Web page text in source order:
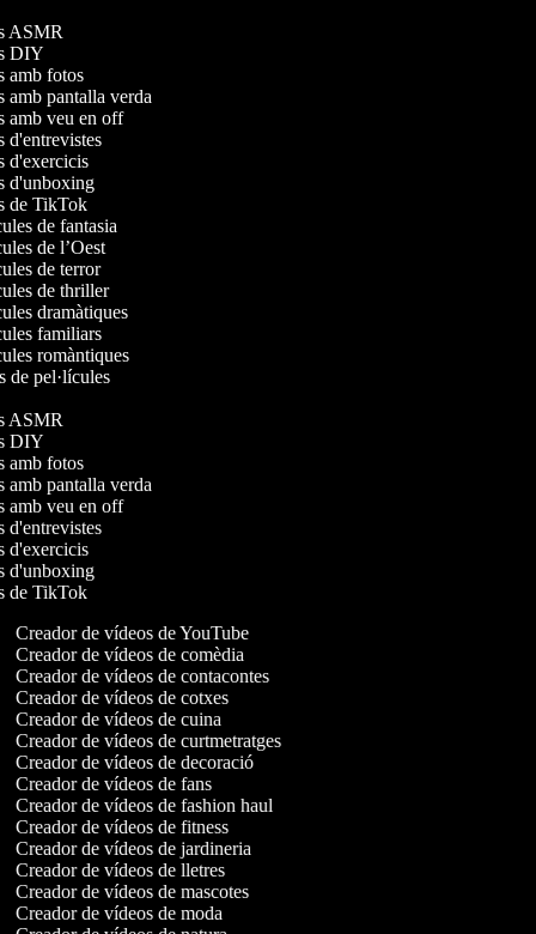
ASMR
DIY
amb fotos
amb pantalla verda
amb veu en off
d'entrevistes
d'exercicis
d'unboxing
de TikTok
de fantasia
de l’Oest
de terror
de thriller
dramàtiques
familiars
romàntiques
de pel·lícules
ASMR
DIY
amb fotos
amb pantalla verda
amb veu en off
d'entrevistes
d'exercicis
d'unboxing
de TikTok
Creador de vídeos de YouTube
Creador de vídeos de comèdia
Creador de vídeos de contacontes
Creador de vídeos de cotxes
Creador de vídeos de cuina
Creador de vídeos de curtmetratges
Creador de vídeos de decoració
Creador de vídeos de fans
Creador de vídeos de fashion haul
Creador de vídeos de fitness
Creador de vídeos de jardineria
Creador de vídeos de lletres
Creador de vídeos de mascotes
Creador de vídeos de moda